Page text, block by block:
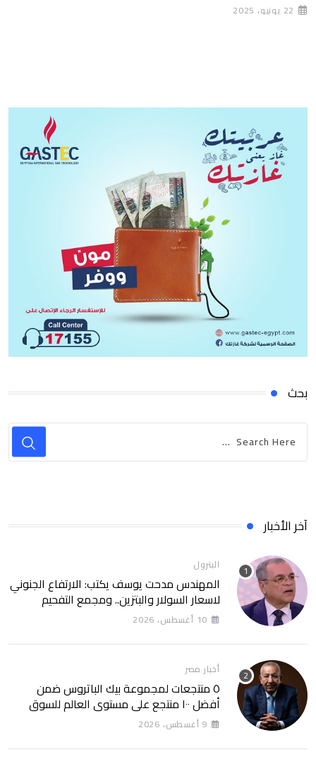
22 يونيو، 2025
بحث
آخر الأخبار
البترول
المهندس مدحت يوسف يكتب: الارتفاع الجنوني
لاسعار السولار والبتزين.. ومجمع التفحيم
للمازوت بشركة السويس
10 أغسطس، 2026
أخبار مصر
٥ منتجعات لمجموعة بيك الباتروس ضمن
أفضل ١٠٠ منتجع على مستوى العالم للسوق
الروسى
9 أغسطس، 2026